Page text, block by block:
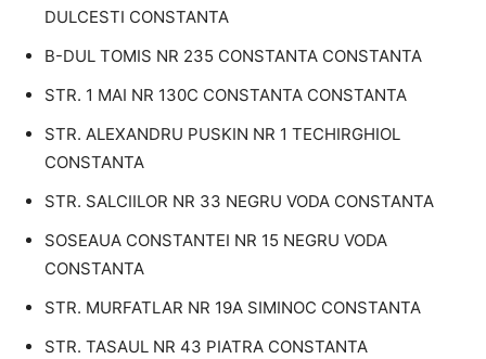
DULCESTI CONSTANTA
B-DUL TOMIS NR 235 CONSTANTA CONSTANTA
STR. 1 MAI NR 130C CONSTANTA CONSTANTA
STR. ALEXANDRU PUSKIN NR 1 TECHIRGHIOL
CONSTANTA
STR. SALCIILOR NR 33 NEGRU VODA CONSTANTA
SOSEAUA CONSTANTEI NR 15 NEGRU VODA
CONSTANTA
STR. MURFATLAR NR 19A SIMINOC CONSTANTA
STR. TASAUL NR 43 PIATRA CONSTANTA